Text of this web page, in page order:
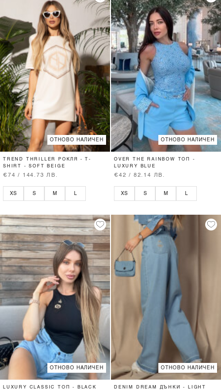
ОТНОВО НАЛИЧЕН
TREND THRILLER РОКЛЯ - T-
SHIRT - SOFT BEIGE
€74 / 144.73 ЛВ.
XS S M L
ОТНОВО НАЛИЧЕН
OVER THE RAINBOW ТОП -
LUXURY BLUE
€42 / 82.14 ЛВ.
XS S M L
ОТНОВО НАЛИЧЕН
LUXURY CLASSIC ТОП - BLACK
ОТНОВО НАЛИЧЕН
DENIM DREAM ДЪНКИ - LIGHT